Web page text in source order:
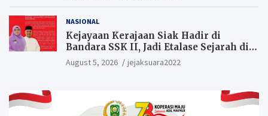
NASIONAL
Kejayaan Kerajaan Siak Hadir di
Bandara SSK II, Jadi Etalase Sejarah di
Gerbang Riau
August 5, 2026 jejaksuara2022